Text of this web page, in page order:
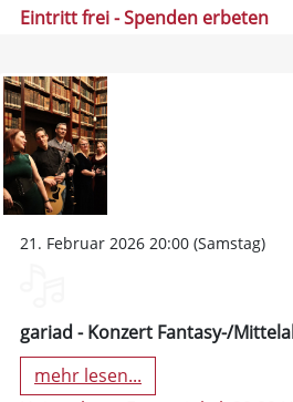
Eintritt frei - Spenden erbeten
21. Februar 2026 20:00 (Samstag)
gariad - Konzert Fantasy-/
mehr lesen...